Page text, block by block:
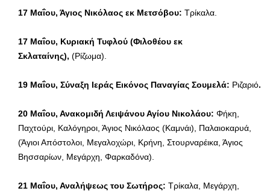
17 Μαΐου, Άγιος Νικόλαος εκ Μετσόβου: Τρίκαλα.
17 Μαΐου, Κυριακή Τυφλού (Φιλοθέου εκ
Σκλαταίνης), (Ρίζωμα).
19 Μαΐου, Σύναξη Ιεράς Εικόνος Παναγίας Σουμελά: Ριζαριό.
20 Μαΐου, Ανακομιδή Λειψάνου Αγίου Νικολάου: Φήκη,
Παχτούρι, Καλόγηροι, Άγιος Νικόλαος (Καμνάι), Παλαιοκαρυά,
(Άγιοι Απόστολοι, Μεγαλοχώρι, Κρήνη, Στουρναρέικα, Άγιος
Βησσαρίων, Μεγάρχη, Φαρκαδόνα).
21 Μαΐου, Αναλήψεως του Σωτήρος: Τρίκαλα, Μεγάρχη,